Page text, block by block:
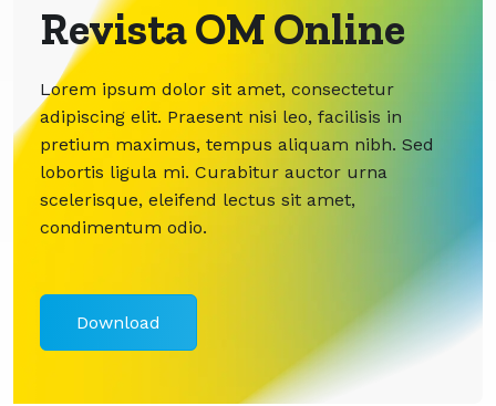
Revista OM Online
Lorem ipsum dolor sit amet, consectetur
adipiscing elit. Praesent nisi leo, facilisis in
pretium maximus, tempus aliquam nibh. Sed
lobortis ligula mi. Curabitur auctor urna
scelerisque, eleifend lectus sit amet,
condimentum odio.
Download